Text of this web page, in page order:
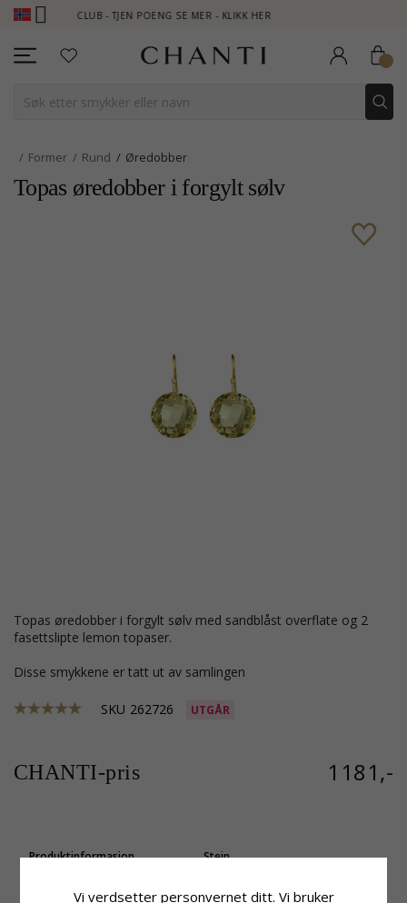
CLUB - TJEN POENG SE MER - KLIKK HER
Former Rund Øredobber
Topas øredobber i forgylt sølv
topas øredobber i forgylt sølv med sandblåst overflate og 2
fasettslipte lemon topaser.
Disse smykkene er tatt ut av samlingen
SKU 262726 UTGÅR
CHANTI-pris 1181,-
Produktinformasjon
Øredobber: Øredobber
Stein
Sliping:Fasettslipt
Vi verdsetter personvernet ditt. Vi bruker